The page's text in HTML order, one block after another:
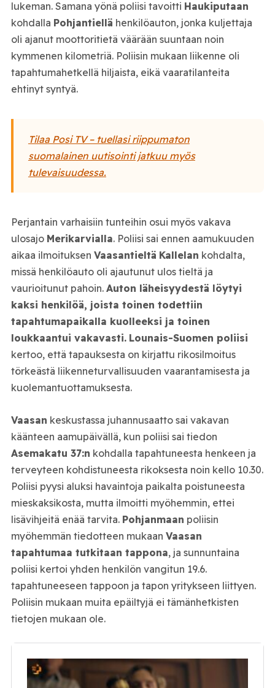
lukeman. Samana yönä poliisi tavoitti Haukiputaan
kohdalla Pohjantiellä henkilöauton, jonka kuljettaja
oli ajanut moottoritietä väärään suuntaan noin
kymmenen kilometriä. Poliisin mukaan liikenne oli
tapahtumahetkellä hiljaista, eikä vaaratilanteita
ehtinyt syntyä.
Tilaa Posi TV – tuellasi riippumaton
suomalainen uutisointi jatkuu myös
tulevaisuudessa.
Perjantain varhaisiin tunteihin osui myös vakava
ulosajo Merikarvialla. Poliisi sai ennen aamukuuden
aikaa ilmoituksen Vaasantieltä Kallelan kohdalta,
missä henkilöauto oli ajautunut ulos tieltä ja
vaurioitunut pahoin. Auton läheisyydestä löytyi
kaksi henkilöä, joista toinen todettiin
tapahtumapaikalla kuolleeksi ja toinen
loukkaantui vakavasti. Lounais-Suomen poliisi
kertoo, että tapauksesta on kirjattu rikosilmoitus
törkeästä liikenneturvallisuuden vaarantamisesta ja
kuolemantuottamuksesta.
Vaasan keskustassa juhannusaatto sai vakavan
käänteen aamupäivällä, kun poliisi sai tiedon
Asemakatu 37:n kohdalla tapahtuneesta henkeen ja
terveyteen kohdistuneesta rikoksesta noin kello 10.30.
Poliisi pyysi aluksi havaintoja paikalta poistuneesta
mieskaksikosta, mutta ilmoitti myöhemmin, ettei
lisävihjeitä enää tarvita. Pohjanmaan poliisin
myöhemmän tiedotteen mukaan Vaasan
tapahtumaa tutkitaan tappona, ja sunnuntaina
poliisi kertoi yhden henkilön vangitun 19.6.
tapahtuneeseen tappoon ja tapon yritykseen liittyen.
Poliisin mukaan muita epäiltyjä ei tämänhetkisten
tietojen mukaan ole.